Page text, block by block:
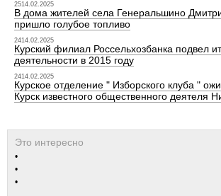
2514.02.2025
В дома жителей села Генеральшино
пришло голубое топливо
2414.02.2025
Курский филиал Россельхозбанка подвел
деятельности в 2015 году
2414.02.2025
Курское отделение " Изборского клуба "
Курск известного общественного деятеля